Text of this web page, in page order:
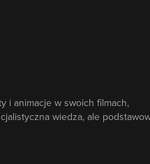
i animacje w swoich filmach,
wiedza, ale